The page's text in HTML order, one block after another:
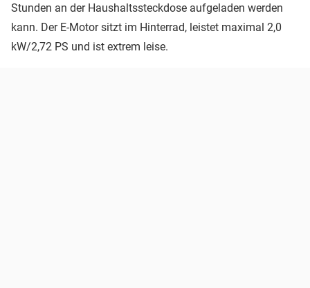
Stunden an der Haushaltssteckdose aufgeladen werden
kann. Der E-Motor sitzt im Hinterrad, leistet maximal 2,0
kW/2,72 PS und ist extrem leise.